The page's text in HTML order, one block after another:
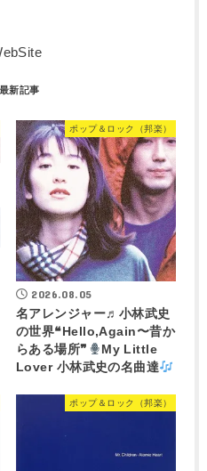
ポップ＆ロック（邦楽）
2026.08.05
名アレンジャー♬ 小林武史
の世界❝Hello,Again〜昔か
らある場所❞
My Little
Lover 小林武史の名曲達
ポップ＆ロック（邦楽）